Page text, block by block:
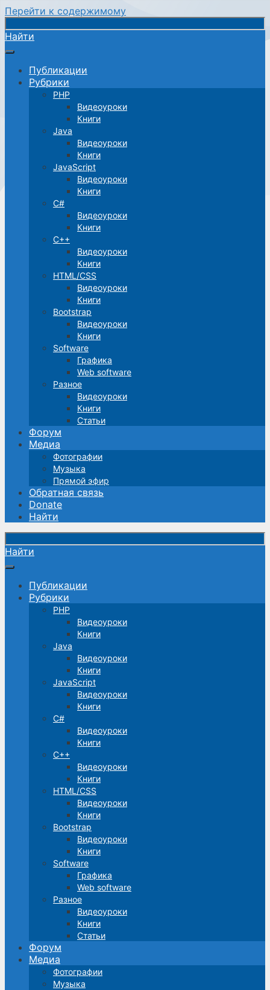
Перейти к содержимому
Найти
Публикации
Рубрики
PHP
Видеоуроки
Книги
Java
Видеоуроки
Книги
JavaScript
Видеоуроки
Книги
C#
Видеоуроки
Книги
C++
Видеоуроки
Книги
HTML/CSS
Видеоуроки
Книги
Bootstrap
Видеоуроки
Книги
Software
Графика
Web software
Разное
Видеоуроки
Книги
Статьи
Форум
Медиа
Фотографии
Музыка
Прямой эфир
Обратная связь
Donate
Найти
Найти
Публикации
Рубрики
PHP
Видеоуроки
Книги
Java
Видеоуроки
Книги
JavaScript
Видеоуроки
Книги
C#
Видеоуроки
Книги
C++
Видеоуроки
Книги
HTML/CSS
Видеоуроки
Книги
Bootstrap
Видеоуроки
Книги
Software
Графика
Web software
Разное
Видеоуроки
Книги
Статьи
Форум
Медиа
Фотографии
Музыка